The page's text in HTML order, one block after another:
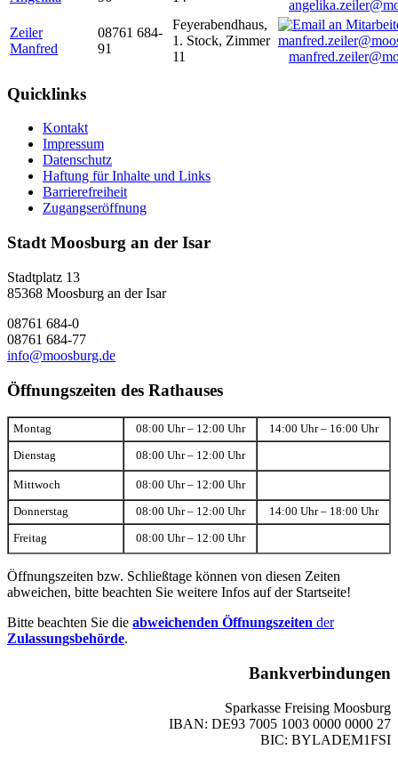
Zeiler
Manfred
08761 684-
91
Feyerabendhaus,
1. Stock, Zimmer
11
Quicklinks
Kontakt
Impressum
Datenschutz
Haftung für Inhalte und Links
Barrierefreiheit
Zugangseröffnung
Stadt Moosburg an der Isar
Stadtplatz 13
85368 Moosburg an der Isar
08761 684-0
08761 684-77
info@moosburg.de
Öffnungszeiten des Rathauses
Montag 08:00 Uhr – 12:00 Uhr 14:00 Uhr – 16:00 Uhr
Dienstag 08:00 Uhr – 12:00 Uhr
Mittwoch 08:00 Uhr – 12:00 Uhr
Donnerstag 08:00 Uhr – 12:00 Uhr 14:00 Uhr – 18:00 Uhr
Freitag 08:00 Uhr – 12:00 Uhr
Öffnungszeiten bzw. Schließtage können von diesen Zeiten
abweichen, bitte beachten Sie weitere Infos auf der Startseite!
Bitte beachten Sie die abweichenden Öffnungszeiten der
Zulassungsbehörde.
Bankverbindungen
Sparkasse Freising Moosburg
IBAN: DE93 7005 1003 0000 0000 27
BIC: BYLADEM1FSI